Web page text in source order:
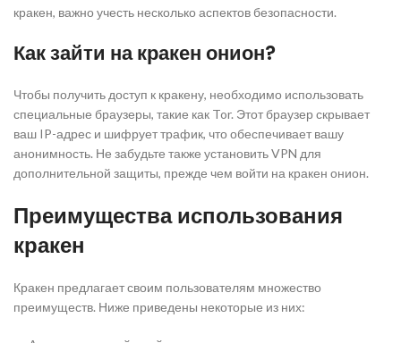
кракен, важно учесть несколько аспектов безопасности.
Как зайти на кракен онион?
Чтобы получить доступ к кракену, необходимо использовать
специальные браузеры, такие как Tor. Этот браузер скрывает
ваш IP-адрес и шифрует трафик, что обеспечивает вашу
анонимность. Не забудьте также установить VPN для
дополнительной защиты, прежде чем войти на кракен онион.
Преимущества использования
кракен
Кракен предлагает своим пользователям множество
преимуществ. Ниже приведены некоторые из них: